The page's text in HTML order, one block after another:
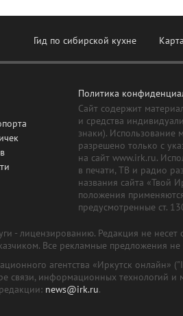
Гид по сибирской кухне
Политика
Сайт содержит
и средства
знаки). Использование
разрешено только с
на сайт www.irk.ru.
в печати, ТВ и радио
названия сайта «Твой
положения
предусмотренные ст.
- лицензированию. Редакция не
Все рекламные предложения
агентства «Иркутск
связи, информационных технологий
news@irk.ru.